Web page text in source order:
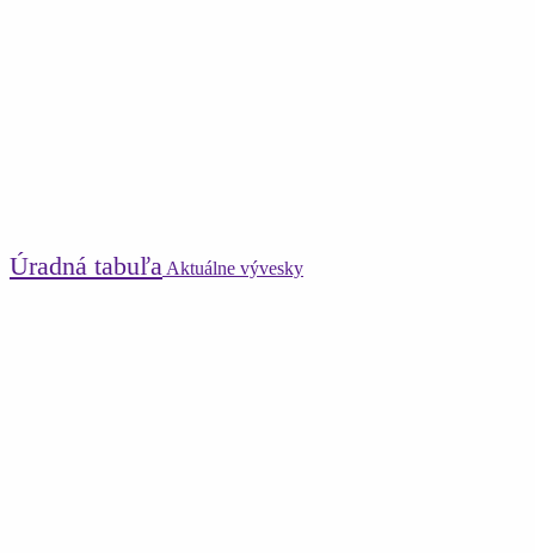
Úradná tabuľa Aktuálne vývesky